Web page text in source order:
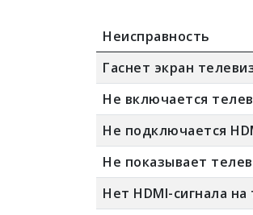
Неисправность
Гаснет экран
Не включается
Не подключается
Не показывает
Нет HDMI-сигнала